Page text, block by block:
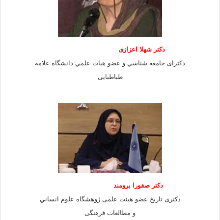
دكتر شهلا اعزازى
دكتراى جامعه شناسي و عضو هيات علمي دانشگاه علامه
طباطبايى
دكتر صفورا برومند
دكترى تاريخ عضو هيئت علمى ژوهشگاه علوم انساني
و مطالعات فرهنگى